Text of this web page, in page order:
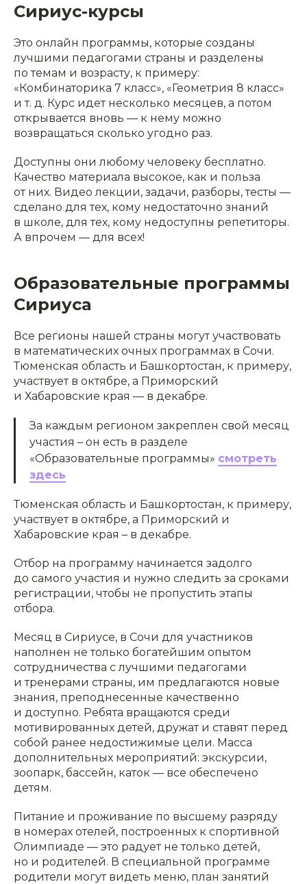
Сириус-курсы
Это онлайн программы, которые созданы
лучшими педагогами страны и разделены
по темам и возрасту, к примеру:
«Комбинаторика 7 класс», «Геометрия 8 класс»
и т. д. Курс идет несколько месяцев, а потом
открывается вновь — к нему можно
возвращаться сколько угодно раз.
Доступны они любому человеку бесплатно.
Качество материала высокое, как и польза
от них. Видео лекции, задачи, разборы, тесты —
сделано для тех, кому недостаточно знаний
в школе, для тех, кому недоступны репетиторы.
А впрочем — для всех!
Образовательные программы
Сириуса
Все регионы нашей страны могут участвовать
в математических очных программах в Сочи.
Тюменская область и Башкортостан, к примеру,
участвует в октябре, а Приморский
и Хабаровские края — в декабре.
За каждым регионом закреплен свой месяц
участия – он есть в разделе
«Образовательные программы» смотреть
здесь
Тюменская область и Башкортостан, к примеру,
участвует в октябре, а Приморский и
Хабаровские края – в декабре.
Отбор на программу начинается задолго
до самого участия и нужно следить за сроками
регистрации, чтобы не пропустить этапы
отбора.
Месяц в Сириусе, в Сочи для участников
наполнен не только богатейшим опытом
сотрудничества с лучшими педагогами
и тренерами страны, им предлагаются новые
знания, преподнесенные качественно
и доступно. Ребята вращаются среди
мотивированных детей, дружат и ставят перед
собой ранее недостижимые цели. Масса
дополнительных мероприятий: экскурсии,
зоопарк, бассейн, каток — все обеспечено
детям.
Питание и проживание по высшему разряду
в номерах отелей, построенных к спортивной
Олимпиаде — это радует не только детей,
но и родителей. В специальной программе
родители могут видеть меню, план занятий